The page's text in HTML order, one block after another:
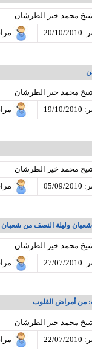
محمد خير الطرشان
محمد خير الطرشان
محمد خير الطرشان
وليلة النصف من شعبان
محمد خير الطرشان
محمد خير الطرشان